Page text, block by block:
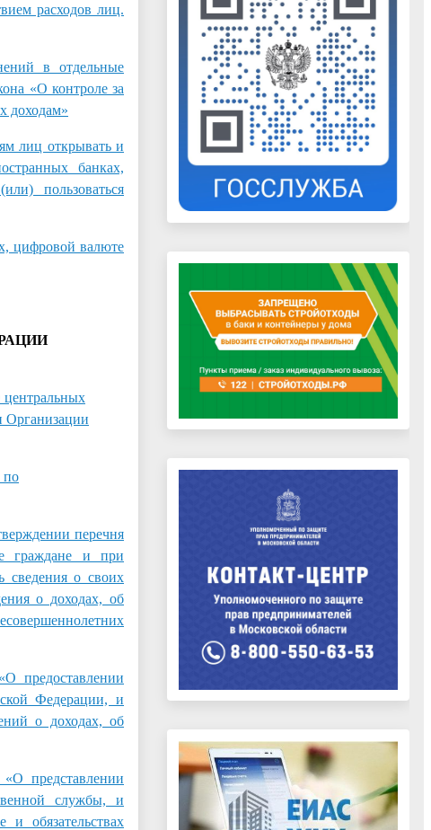
расходов лиц.
в отдельные
«О контроле за
доходам»
лиц открывать и
банках,
пользоваться
цифровой валюте
Организации
перечня
граждане и при
сведения о своих
о доходах, об
Федерации, и
о доходах, об
службы, и
обязательствах